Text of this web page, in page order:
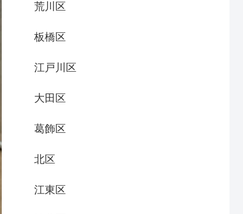
荒川区
板橋区
江戸川区
大田区
葛飾区
北区
江東区